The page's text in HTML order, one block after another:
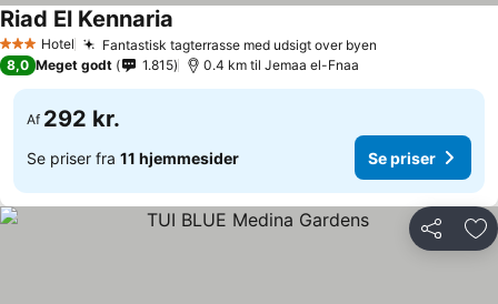
3 StjernerHotel Fantastisk tagterrasse med udsigt over byen
Riad El Kennaria
8,0 Meget godt 1.815 0.4 km til Jemaa el-Fnaa
Af 292 kr.
Se priser fra 11 hjemmesider Se priser
Del